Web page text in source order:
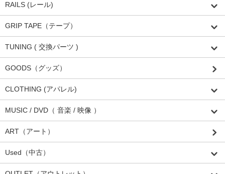
RAILS (レール)
GRIP TAPE（テープ）
TUNING ( 交換パーツ )
GOODS（グッズ）
CLOTHING (アパレル)
MUSIC / DVD（ 音楽 / 映像 ）
ART（アート）
Used（中古）